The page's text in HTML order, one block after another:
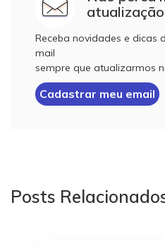
atualização
Receba novidades e dicas
mail
sempre que atualizarmos
Cadastrar meu email
Posts